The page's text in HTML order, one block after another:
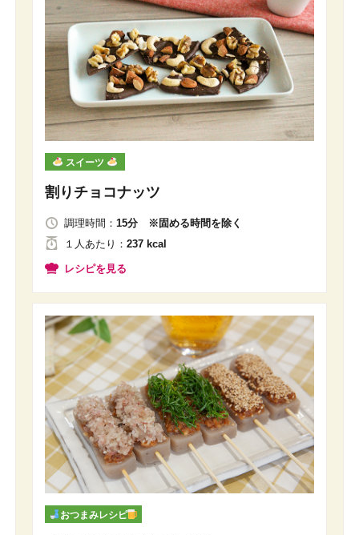
スイーツ
割りチョコナッツ
調理時間： 15分 ※固める時間を除く
１人 あたり ： 237 kcal
レシピを見る
おつまみレシピ